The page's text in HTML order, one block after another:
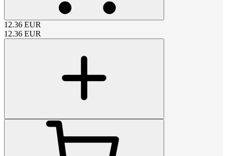
12.36 EUR
12.36 EUR